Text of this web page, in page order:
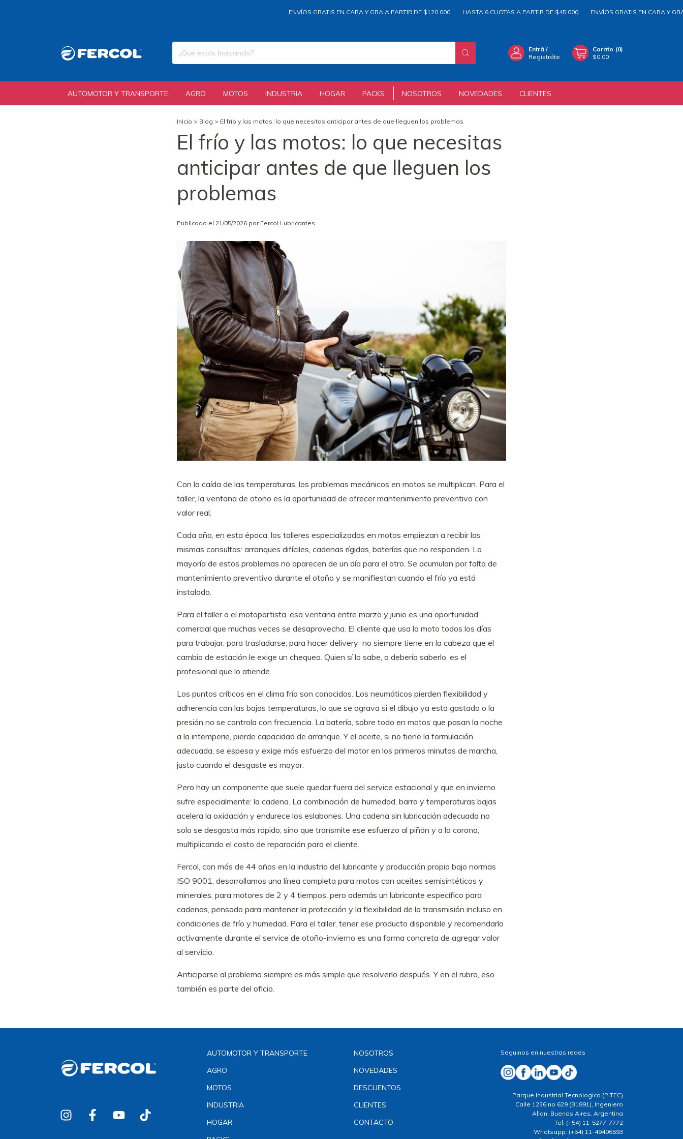
ENVÍOS GRATIS EN CABA Y GBA A PARTIR DE $120.000 HASTA 6 CUOTAS A PARTIR DE $45.000 ENVÍOS GRATIS EN CABA Y GBA A
Entrá /
Registráte
Carrito (0)
$0,00
AUTOMOTOR Y TRANSPORTE AGRO MOTOS INDUSTRIA HOGAR PACKS NOSOTROS NOVEDADES CLIENTES
Inicio > Blog > El frío y las motos: lo que necesitas anticipar antes de que lleguen los problemas
El frío y las motos: lo que necesitas
anticipar antes de que lleguen los
problemas
Publicado el 21/05/2026 por Fercol Lubricantes
Con la caída de las temperaturas, los problemas mecánicos en motos se multiplican. Para el
taller, la ventana de otoño es la oportunidad de ofrecer mantenimiento preventivo con
valor real.
Cada año, en esta época, los talleres especializados en motos empiezan a recibir las
mismas consultas: arranques difíciles, cadenas rígidas, baterías que no responden. La
mayoría de estos problemas no aparecen de un día para el otro. Se acumulan por falta de
mantenimiento preventivo durante el otoño y se manifiestan cuando el frío ya está
instalado.
Para el taller o el motopartista, esa ventana entre marzo y junio es una oportunidad
comercial que muchas veces se desaprovecha. El cliente que usa la moto todos los días
para trabajar, para trasladarse, para hacer delivery no siempre tiene en la cabeza que el
cambio de estación le exige un chequeo. Quien sí lo sabe, o debería saberlo, es el
profesional que lo atiende.
Los puntos críticos en el clima frío son conocidos. Los neumáticos pierden flexibilidad y
adherencia con las bajas temperaturas, lo que se agrava si el dibujo ya está gastado o la
presión no se controla con frecuencia. La batería, sobre todo en motos que pasan la noche
a la intemperie, pierde capacidad de arranque. Y el aceite, si no tiene la formulación
adecuada, se espesa y exige más esfuerzo del motor en los primeros minutos de marcha,
justo cuando el desgaste es mayor.
Pero hay un componente que suele quedar fuera del service estacional y que en invierno
sufre especialmente: la cadena. La combinación de humedad, barro y temperaturas bajas
acelera la oxidación y endurece los eslabones. Una cadena sin lubricación adecuada no
solo se desgasta más rápido, sino que transmite ese esfuerzo al piñón y a la corona,
multiplicando el costo de reparación para el cliente.
Fercol, con más de 44 años en la industria del lubricante y producción propia bajo normas
ISO 9001, desarrollamos una línea completa para motos con aceites semisintéticos y
minerales, para motores de 2 y 4 tiempos, pero además un lubricante específico para
cadenas, pensado para mantener la protección y la flexibilidad de la transmisión incluso en
condiciones de frío y humedad. Para el taller, tener ese producto disponible y recomendarlo
activamente durante el service de otoño-invierno es una forma concreta de agregar valor
al servicio.
Anticiparse al problema siempre es más simple que resolverlo después. Y en el rubro, eso
también es parte del oficio.
AUTOMOTOR Y TRANSPORTE
AGRO
MOTOS
INDUSTRIA
HOGAR
NOSOTROS
NOVEDADES
DESCUENTOS
CLIENTES
CONTACTO
Seguinos en nuestras redes
Parque Industrial Tecnologico (PITEC)
Calle 1236 no 629 (B1891), Ingeniero
Allan, Buenos Aires, Argentina
Tel: (+54) 11-5277-7772
Whatsapp: (+54) 11-49406593